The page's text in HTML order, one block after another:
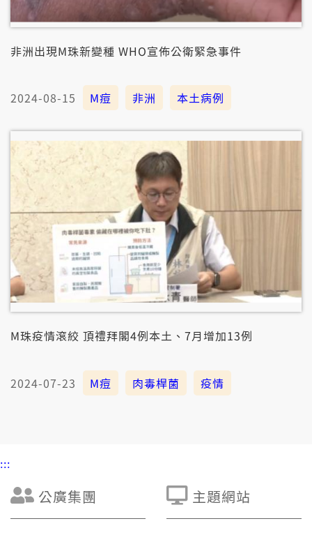
非洲出現M珠新變種 WHO宣佈公衛緊急事件
2024-08-15 M痘 非洲 本土病例
M珠疫情滾絞 頂禮拜閣4例本土、7月增加13例
2024-07-23 M痘 肉毒桿菌 疫情
:::
公廣集團 主題網站